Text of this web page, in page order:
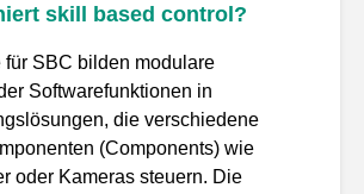
skill based control?
für SBC bilden modulare
Softwarefunktionen in
die verschiedene
(Components) wie
oder Kameras steuern. Die